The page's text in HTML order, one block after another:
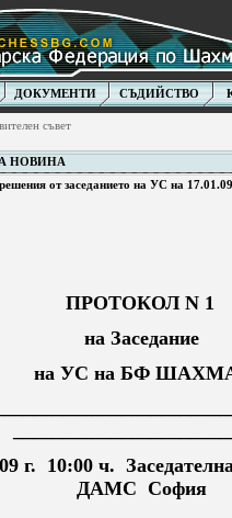
ДОКУМЕНТИ СЪДИЙСТВО
съвет
НОВИНА
от заседанието на УС на
ПРОТОКОЛ N 1
на Заседание
на УС на БФ
г. 10:00 ч.
ДАМС София